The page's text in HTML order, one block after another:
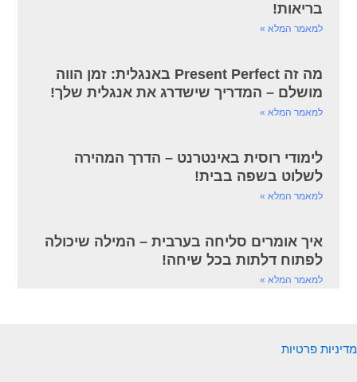
בריאות!
למאמר המלא »
מה זה Present Perfect באנגלית: זמן הווה
מושלם – המדריך שישדרג את אנגלית שלך!
למאמר המלא »
לימודי רוסית באינטרנט – הדרך המהירה
לשלוט בשפה בבית!
למאמר המלא »
איך אומרים סליחה בערבית – המילה שיכולה
לפתוח דלתות בכל שיחה!
למאמר המלא »
מדיניות פרטיות